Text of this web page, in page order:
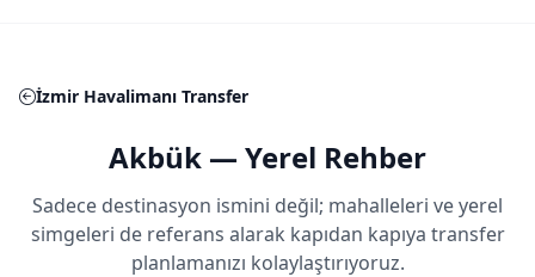
İzmir Havalimanı Transfer
Akbük — Yerel Rehber
Sadece destinasyon ismini değil; mahalleleri ve yerel
simgeleri de referans alarak kapıdan kapıya transfer
planlamanızı kolaylaştırıyoruz.